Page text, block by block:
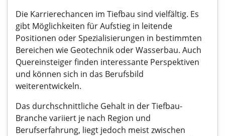
Die Karrierechancen im Tiefbau sind vielfältig. Es
gibt Möglichkeiten für Aufstieg in leitende
Positionen oder Spezialisierungen in bestimmten
Bereichen wie Geotechnik oder Wasserbau. Auch
Quereinsteiger finden interessante Perspektiven
und können sich in das Berufsbild
weiterentwickeln.
Das durchschnittliche Gehalt in der Tiefbau-
Branche variiert je nach Region und
Berufserfahrung, liegt jedoch meist zwischen